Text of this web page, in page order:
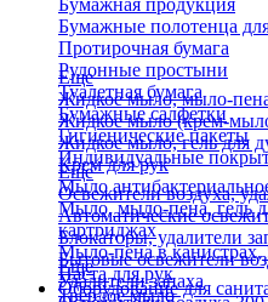
Бумажная продукция
Бумажные полотенца
Протирочная бумага
Рулонные простыни
Туалетная бумага
Бумажные салфетки
Гигиенические пакеты
Индивидуальные
Еще
Жидкое мыло, мыло-
Жидкое мыло (крем-
Жидкое мыло, гель для
Крем для рук
Мыло
Мыло, мыло-пена, гель
картриджах
Мыло-пена в канистрах,
Паста для рук
Твердое мыло
Еще
Освежители воздуха,
Автоматические
Блокаторы, удалители
Бытовые освежители
Удалители запаха
Еще
Оборудование для